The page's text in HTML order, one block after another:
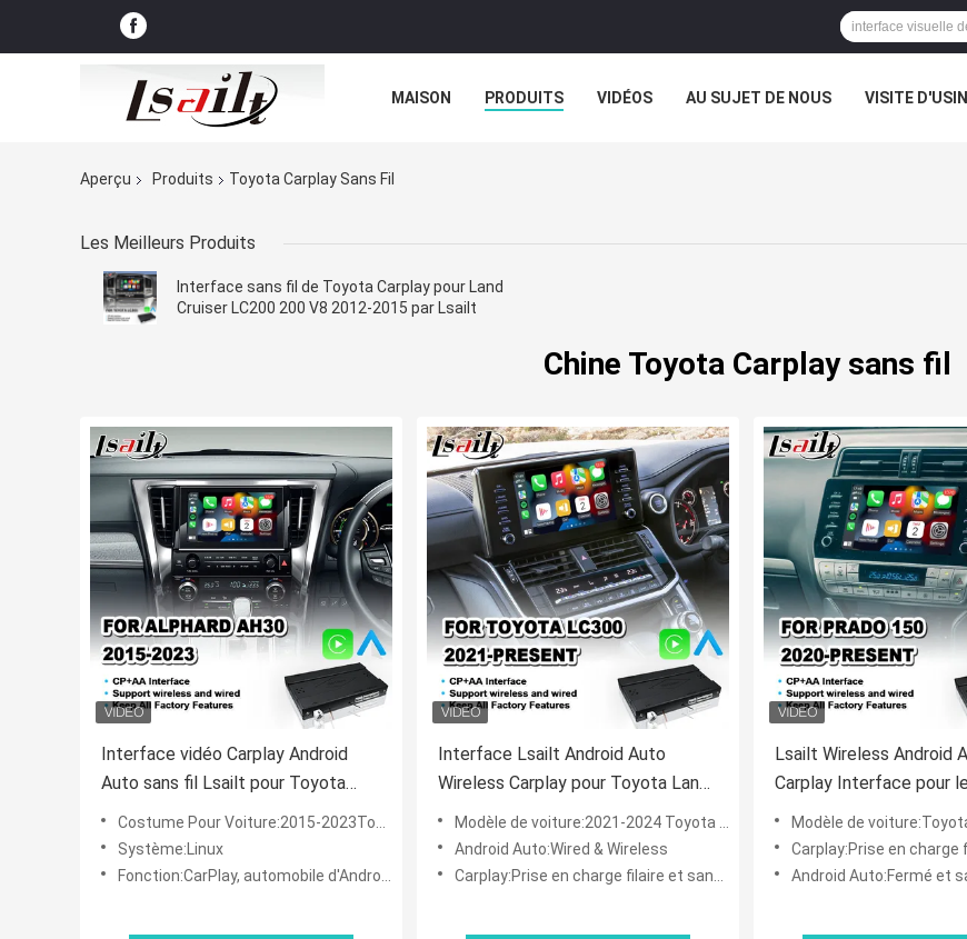
MAISON PRODUITS VIDÉOS AU SUJET DE NOUS VISITE
Aperçu
Produits Toyota Carplay Sans Fil
Les Meilleurs Produits
Interface sans fil de Toyota Carplay pour Land
Cruiser LC200 200 V8 2012-2015 par Lsailt
Chine Toyota Carplay sans fil
Interface vidéo Carplay Android
Auto sans fil Lsailt pour Toyota
Alphard AH30 2015-2023
Costume Pour Voiture:2015-2023Toyota Alphard AH30
Système:Linux
Fonction:CarPlay, automobile d'Android
Interface Lsailt Android Auto
Wireless Carplay pour Toyota Land
Cruiser 300 GX GXL AX LC300
2021-2024
Modèle de voiture:2021-2024 Toyota Land Cruiser 300 GX GXL AX LC300
Android Auto:Wired & Wireless
Carplay:Prise en charge filaire et sans fil
Lsailt Wireless Android
Carplay Interface pour
Land Cruiser Prado 150
actuel
Modèle de voiture:Toyota Land Cruiser Prado
Carplay:Prise en charge
Android Auto:Fermé et